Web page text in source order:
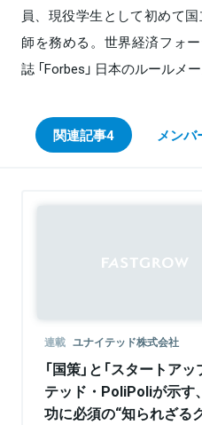
員、現役学生として初めて国
師を務める。世界経済フォー
誌 「Forbes」 日本のルールメ
関連記事4 メンバ
連載 ユナイテッド株式会社
「国策」と「スタートア
テッド・PoliPoliが示す
功に必須の“知られざる